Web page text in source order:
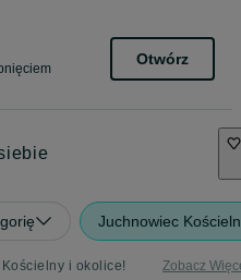
Otwórz
Juchnowiec
i okolice! Zobacz